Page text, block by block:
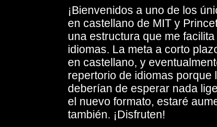
¡Bienvenidos a uno de los
en castellano de MIT y
una estructura que me
idiomas. La meta a corto
en castellano, y
repertorio de idiomas
deberían de esperar nada
el nuevo formato, estaré
también. ¡Disfruten!